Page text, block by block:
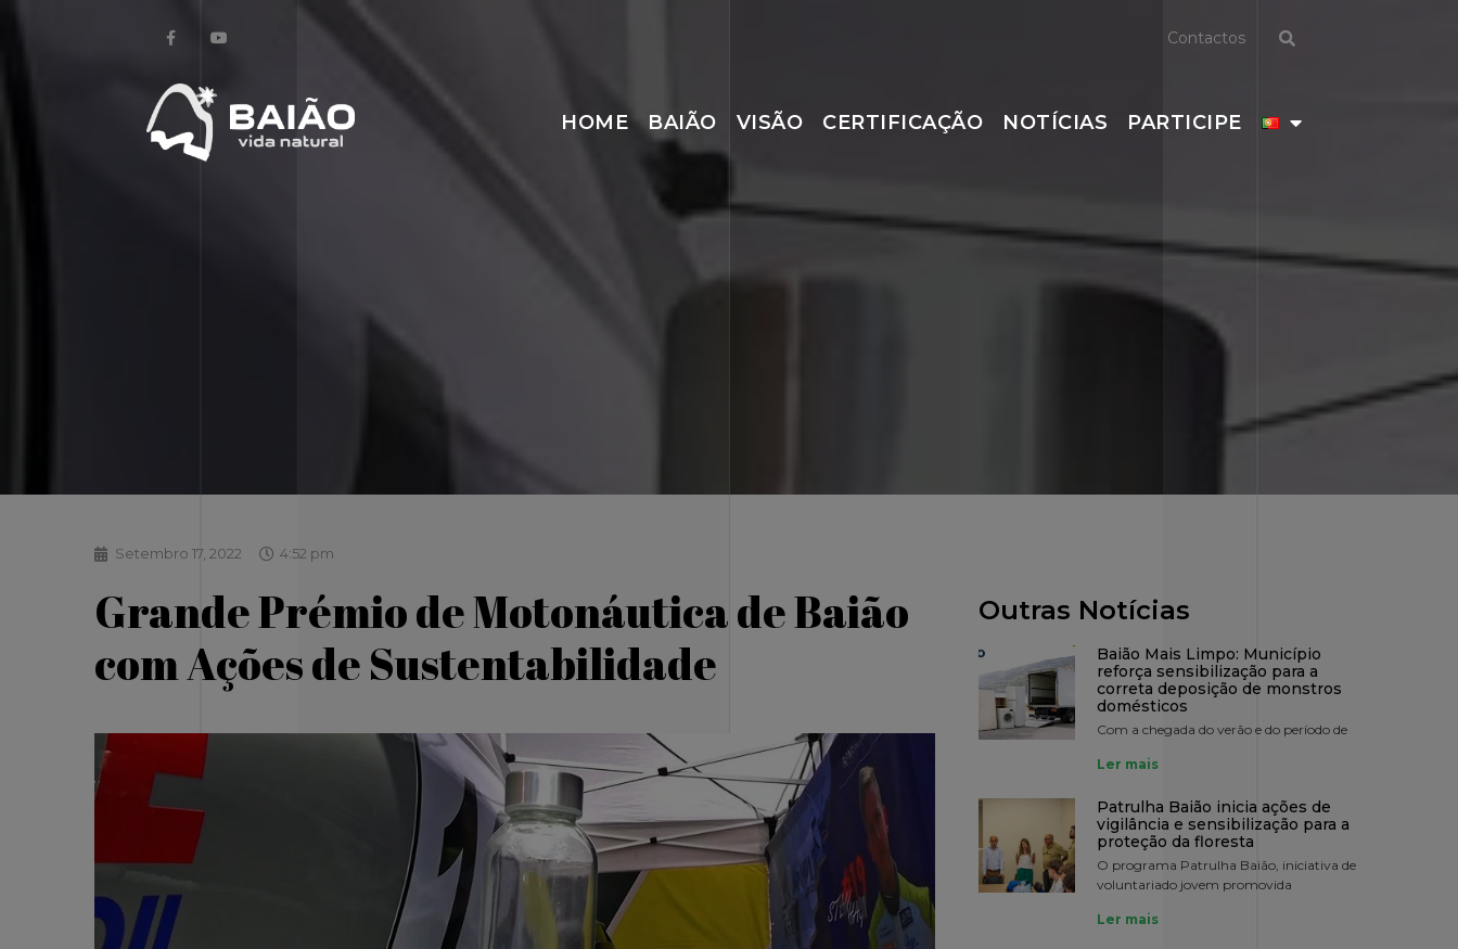
Contactos
HOME BAIÃO VISÃO CERTIFICAÇÃO NOTÍCIAS PARTICIPE
Setembro 17, 2022 4:52 pm
Grande Prémio de Motonáutica de Baião
com Ações de Sustentabilidade
Outras Notícias
Baião Mais Limpo: Município
reforça sensibilização para a
correta deposição de monstros
domésticos
Com a chegada do verão e do período de
Ler mais
Patrulha Baião inicia ações de
vigilância e sensibilização para a
proteção da floresta
O programa Patrulha Baião, iniciativa de
voluntariado jovem promovida
Ler mais